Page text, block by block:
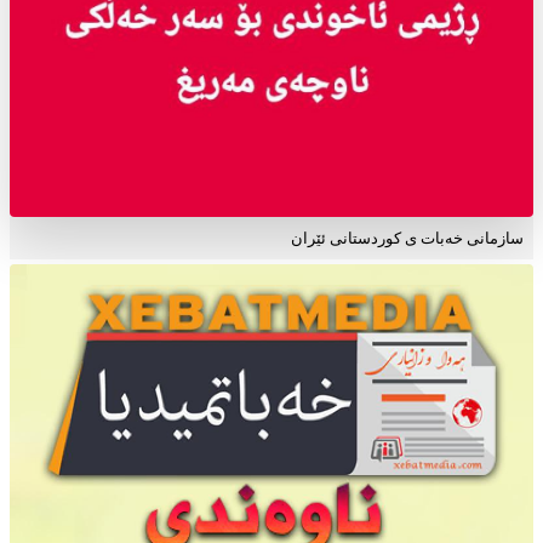
سازمانی خەبات ی کوردستانی ئێران